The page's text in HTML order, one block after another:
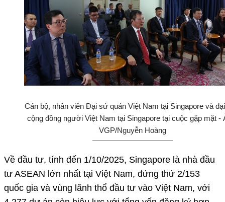
Cán bộ, nhân viên Đại sứ quán Việt Nam tại Singapore và
cộng đồng người Việt Nam tại Singapore tại cuộc gặp mặt -
VGP/Nguyễn Hoàng
Về đầu tư, tính đến 1/10/2025, Singapore là nhà đầu
tư ASEAN lớn nhất tại Việt Nam, đứng thứ 2/153
quốc gia và vùng lãnh thổ đầu tư vào Việt Nam, với